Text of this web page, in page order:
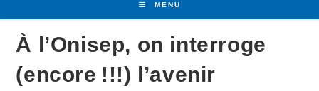
MENU
À l’Onisep, on interroge
(encore !!!) l’avenir